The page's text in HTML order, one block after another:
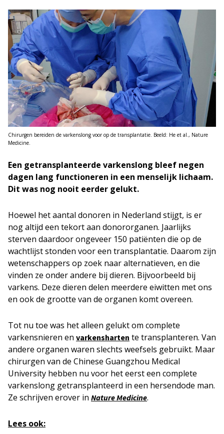
Chirurgen bereiden de varkenslong voor op de transplantatie. Beeld: He et al., Nature
Medicine.
Een getransplanteerde varkenslong bleef negen
dagen lang functioneren in een menselijk lichaam.
Dit was nog nooit eerder gelukt.
Hoewel het aantal donoren in Nederland stijgt, is er
nog altijd een tekort aan donororganen. Jaarlijks
sterven daardoor ongeveer 150 patiënten die op de
wachtlijst stonden voor een transplantatie. Daarom zijn
wetenschappers op zoek naar alternatieven, en die
vinden ze onder andere bij dieren. Bijvoorbeeld bij
varkens. Deze dieren delen meerdere eiwitten met ons
en ook de grootte van de organen komt overeen.
Tot nu toe was het alleen gelukt om complete
varkensnieren en varkensharten te transplanteren. Van
andere organen waren slechts weefsels gebruikt. Maar
chirurgen van de Chinese Guangzhou Medical
University hebben nu voor het eerst een complete
varkenslong getransplanteerd in een hersendode man.
Ze schrijven erover in Nature Medicine.
Lees ook: